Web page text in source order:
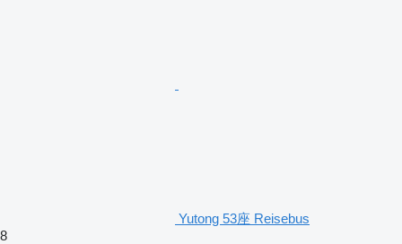
Yutong 53座 Reisebus
8